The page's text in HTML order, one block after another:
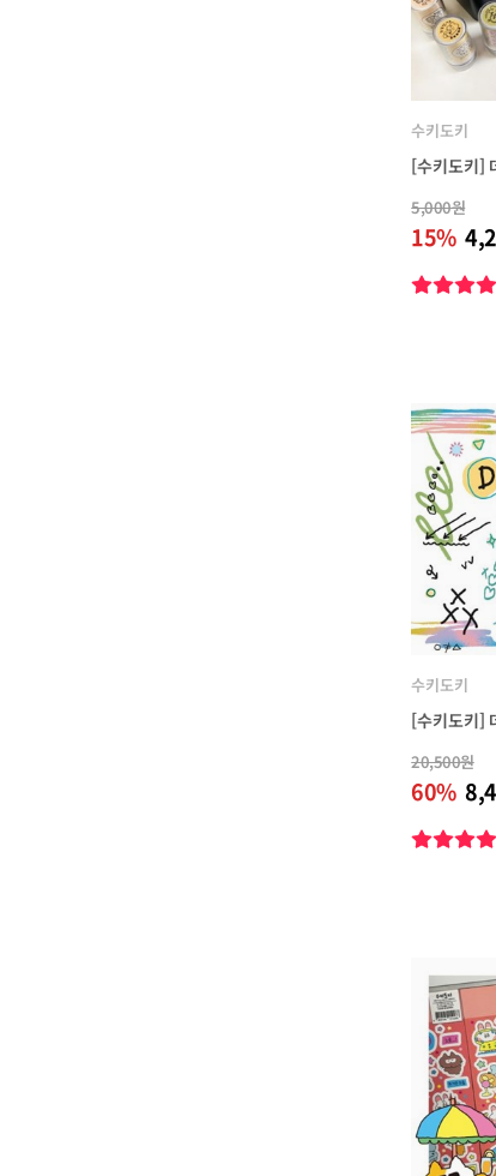
수키도키
[수키도키]
5,000원
15%
수키도키
[수키도키]
20,500원
60%